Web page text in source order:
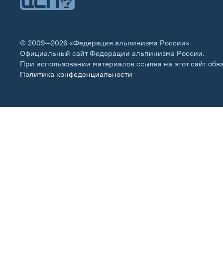
© 2009—2026 «Федерация альпинизма России»
Официальный сайт Федерации альпинизма России.
При использовании материалов ссылка на этот сайт
Политика конфеденциальности